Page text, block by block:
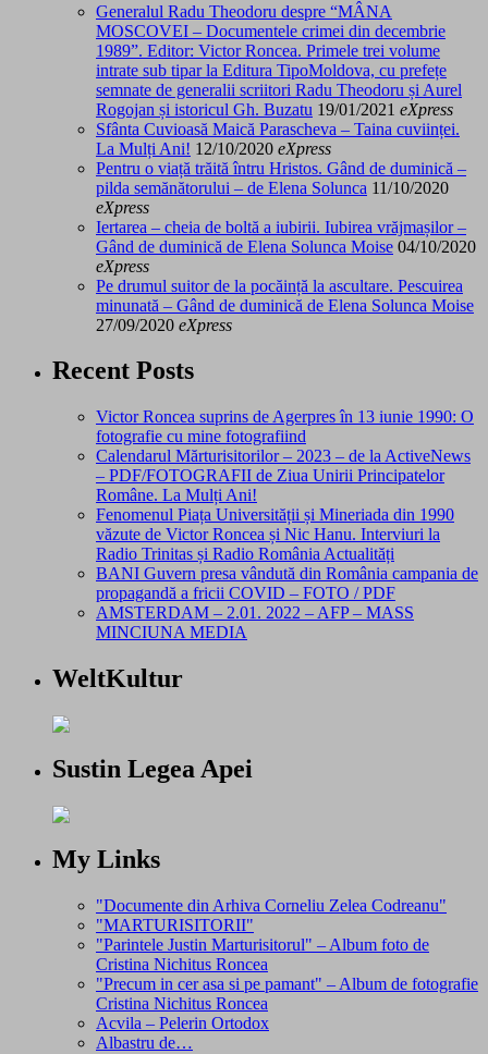
Generalul Radu Theodoru despre “MÂNA
MOSCOVEI – Documentele crimei din decembrie
1989”. Editor: Victor Roncea. Primele trei volume
intrate sub tipar la Editura TipoMoldova, cu prefețe
semnate de generalii scriitori Radu Theodoru și Aurel
Rogojan și istoricul Gh. Buzatu 19/01/2021 eXpress
Sfânta Cuvioasă Maică Parascheva – Taina cuviinței.
La Mulți Ani! 12/10/2020 eXpress
Pentru o viață trăită întru Hristos. Gând de duminică –
pilda semănătorului – de Elena Solunca 11/10/2020
eXpress
Iertarea – cheia de boltă a iubirii. Iubirea vrăjmașilor –
Gând de duminică de Elena Solunca Moise 04/10/2020
eXpress
Pe drumul suitor de la pocăință la ascultare. Pescuirea
minunată – Gând de duminică de Elena Solunca Moise
27/09/2020 eXpress
Recent Posts
Victor Roncea suprins de Agerpres în 13 iunie 1990: O
fotografie cu mine fotografiind
Calendarul Mărturisitorilor – 2023 – de la ActiveNews
– PDF/FOTOGRAFII de Ziua Unirii Principatelor
Române. La Mulți Ani!
Fenomenul Piața Universității și Mineriada din 1990
văzute de Victor Roncea și Nic Hanu. Interviuri la
Radio Trinitas și Radio România Actualități
BANI Guvern presa vândută din România campania de
propagandă a fricii COVID – FOTO / PDF
AMSTERDAM – 2.01. 2022 – AFP – MASS
MINCIUNA MEDIA
WeltKultur
Sustin Legea Apei
My Links
"Documente din Arhiva Corneliu Zelea Codreanu"
"MARTURISITORII"
"Parintele Justin Marturisitorul" – Album foto de
Cristina Nichitus Roncea
"Precum in cer asa si pe pamant" – Album de fotografie
Cristina Nichitus Roncea
Acvila – Pelerin Ortodox
Albastru de…